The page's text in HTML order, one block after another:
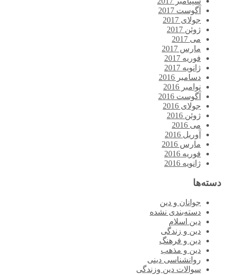
آگوست 2017
جولای 2017
ژوئن 2017
می 2017
مارس 2017
فوریه 2017
ژانویه 2017
دسامبر 2016
نوامبر 2016
آگوست 2016
جولای 2016
ژوئن 2016
می 2016
آوریل 2016
مارس 2016
فوریه 2016
ژانویه 2016
دسته‌ها
جوانان و دین
دسته‌بندی نشده
دین اسلام
دین و زندگی
دین و فرهنگ
دین و مذهب
روانشناسی دینی
سوالات دین وزندگی